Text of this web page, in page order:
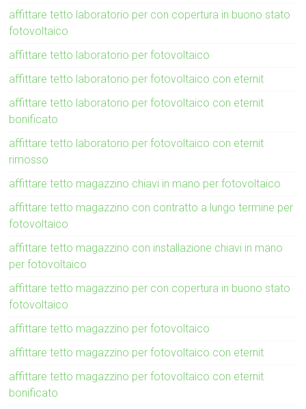
affittare tetto laboratorio per con copertura in buono stato
fotovoltaico
affittare tetto laboratorio per fotovoltaico
affittare tetto laboratorio per fotovoltaico con eternit
affittare tetto laboratorio per fotovoltaico con eternit
bonificato
affittare tetto laboratorio per fotovoltaico con eternit
rimosso
affittare tetto magazzino chiavi in mano per fotovoltaico
affittare tetto magazzino con contratto a lungo termine per
fotovoltaico
affittare tetto magazzino con installazione chiavi in mano
per fotovoltaico
affittare tetto magazzino per con copertura in buono stato
fotovoltaico
affittare tetto magazzino per fotovoltaico
affittare tetto magazzino per fotovoltaico con eternit
affittare tetto magazzino per fotovoltaico con eternit
bonificato